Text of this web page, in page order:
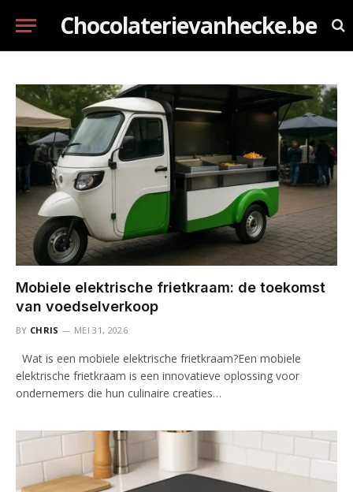
Chocolaterievanhecke.be
Mobiele elektrische frietkraam: de toekomst
van voedselverkoop
BY CHRIS MEI 31, 2026
Wat is een mobiele elektrische frietkraam?Een mobiele
elektrische frietkraam is een innovatieve oplossing voor
ondernemers die hun culinaire creaties…